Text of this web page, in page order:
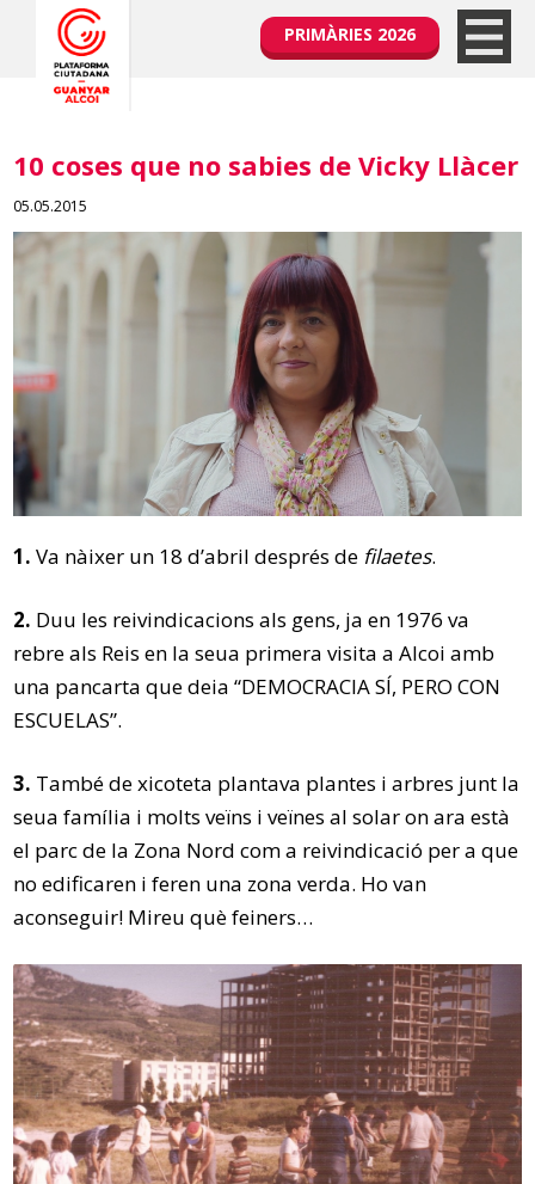
PRIMÀRIES 2026
10 coses que no sabies de Vicky Llàcer
05.05.2015
1. Va nàixer un 18 d’abril després de filaetes.
2. Duu les reivindicacions als gens, ja en 1976 va
rebre als Reis en la seua primera visita a Alcoi amb
una pancarta que deia “DEMOCRACIA SÍ, PERO CON
ESCUELAS”.
3. També de xicoteta plantava plantes i arbres junt la
seua família i molts veïns i veïnes al solar on ara està
el parc de la Zona Nord com a reivindicació per a que
no edificaren i feren una zona verda. Ho van
aconseguir! Mireu què feiners…